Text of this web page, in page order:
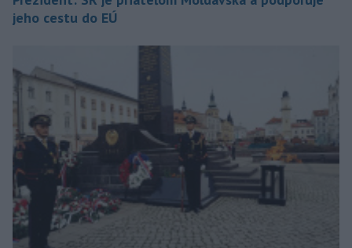
jeho cestu do EÚ